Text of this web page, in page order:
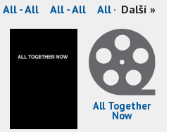
All - All All - All All - All All - All
Další »
All Together
Now